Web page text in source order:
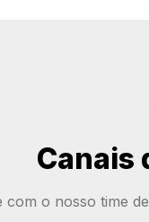
Canais
com o nosso time